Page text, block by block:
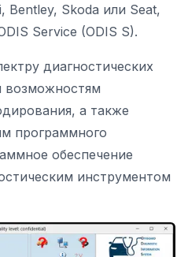
Bentley, Skoda или Seat,
Service (ODIS S).
диагностических
а также
программного
обеспечение
инструментом